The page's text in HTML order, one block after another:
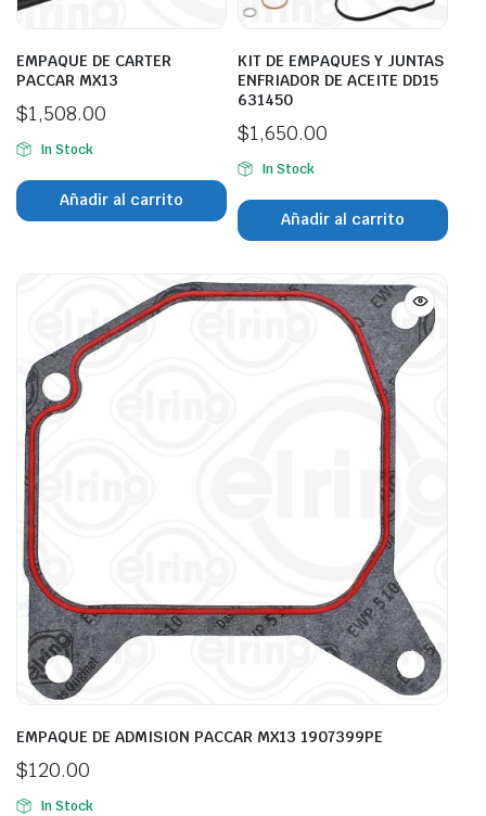
EMPAQUE DE CARTER
PACCAR MX13
$1,508.00
In Stock
Añadir al carrito
KIT DE EMPAQUES Y JUNTAS
ENFRIADOR DE ACEITE DD15
631450
$1,650.00
In Stock
Añadir al carrito
EMPAQUE DE ADMISION PACCAR MX13 1907399PE
$120.00
In Stock